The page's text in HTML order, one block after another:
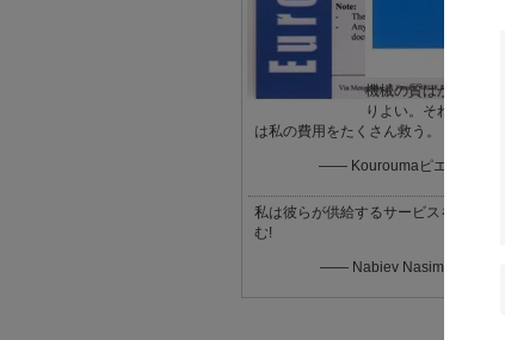
機械の質はかな
りよい。それら
は私の費用をたくさん救う。
—— Kouroumaピエール
私は彼らが供給するサービスを好
む!
—— Nabiev Nasimkhon